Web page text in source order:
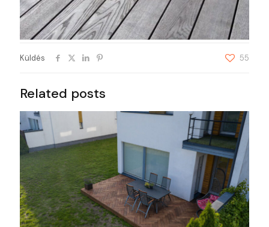
Küldés 55
Related posts